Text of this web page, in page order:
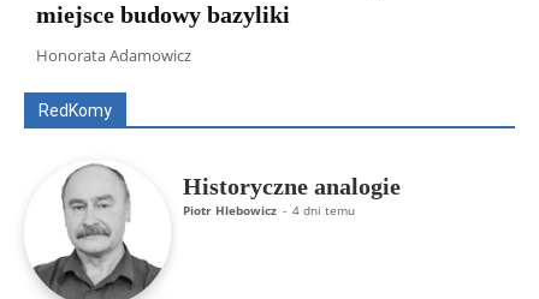
miejsce budowy bazyliki
Honorata Adamowicz
RedKomy
Wszyscy Aleksander Borowik
ks. Jarosław Wąsowicz SDB
Historyczne analogie
Piotr Hlebowicz - 4 dni temu